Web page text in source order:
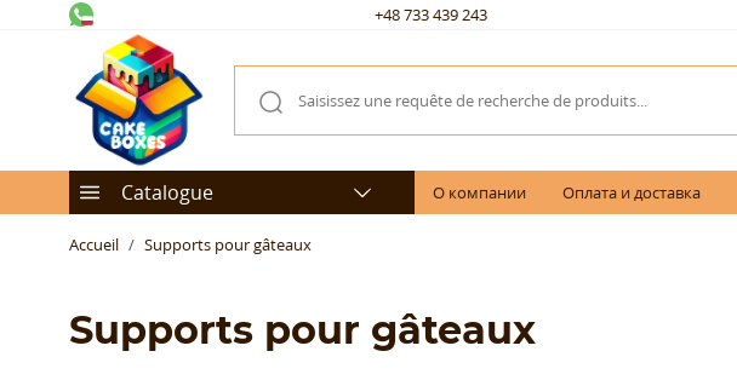
+48 733 439 243
Catalogue О компании Оплата и доставка
Accueil Supports pour gâteaux
Supports pour gâteaux